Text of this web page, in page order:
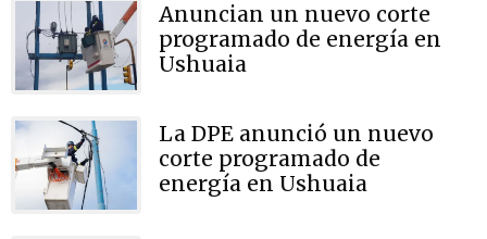
Anuncian un nuevo corte
programado de energía en
Ushuaia
La DPE anunció un nuevo
corte programado de
energía en Ushuaia